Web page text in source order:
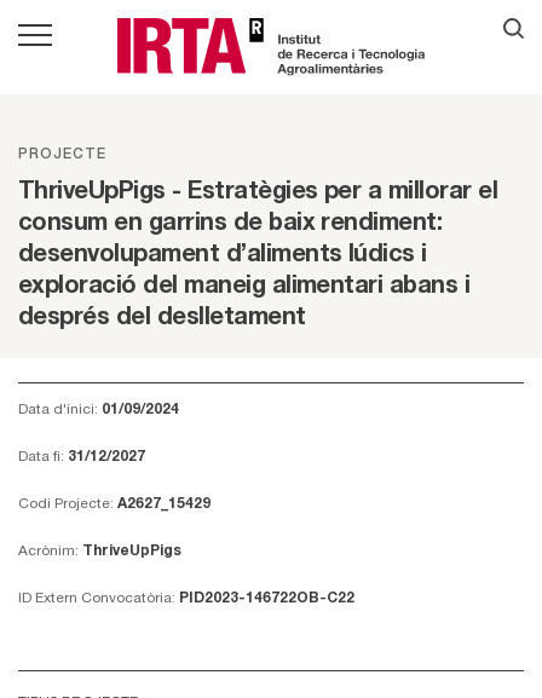
PROJECTE
ThriveUpPigs - Estratègies per a millorar el
consum en garrins de baix rendiment:
desenvolupament d’aliments lúdics i
exploració del maneig alimentari abans i
després del deslletament
Data d'inici: 01/09/2024
Data fi: 31/12/2027
Codi Projecte: A2627_15429
Acrònim: ThriveUpPigs
ID Extern Convocatòria: PID2023-146722OB-C22